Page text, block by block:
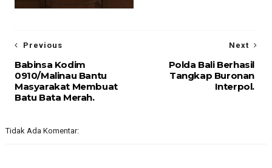
Next
Polda Bali Berhasil
Tangkap Buronan
Interpol.
Previous
Babinsa Kodim
0910/Malinau Bantu
Masyarakat Membuat
Batu Bata Merah.
Tidak Ada Komentar: